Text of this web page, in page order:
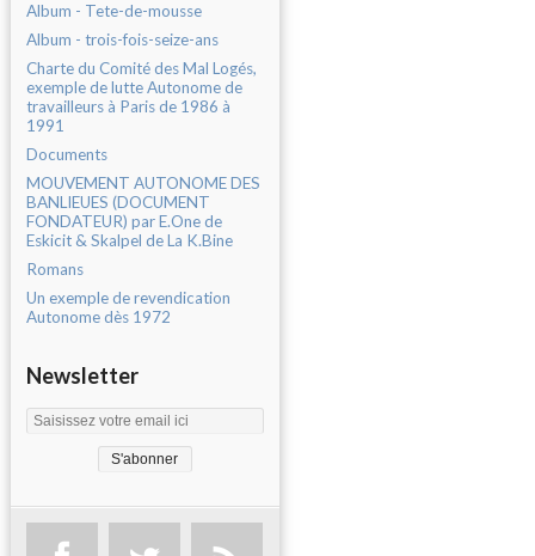
Album - Tete-de-mousse
Album - trois-fois-seize-ans
Charte du Comité des Mal Logés,
exemple de lutte Autonome de
travailleurs à Paris de 1986 à
1991
Documents
MOUVEMENT AUTONOME DES
BANLIEUES (DOCUMENT
FONDATEUR) par E.One de
Eskicit & Skalpel de La K.Bine
Romans
Un exemple de revendication
Autonome dès 1972
Newsletter